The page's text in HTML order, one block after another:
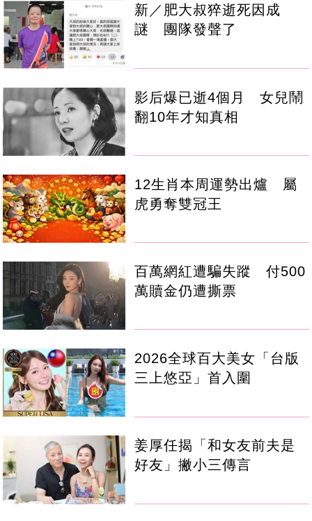
新／肥大叔猝逝死因成
謎 團隊發聲了
影后爆已逝4個月 女兒鬧
翻10年才知真相
12生肖本周運勢出爐 屬
虎勇奪雙冠王
百萬網紅遭騙失蹤 付500
萬贖金仍遭撕票
2026全球百大美女「台版
三上悠亞」首入圍
姜厚任揭「和女友前夫是
好友」撇小三傳言